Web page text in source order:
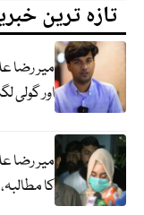
تازہ ترین
میر رضا
اور گولی
میر رضا
کا